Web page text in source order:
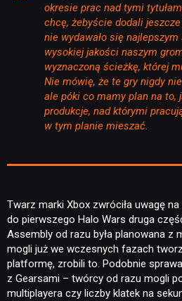
okresie prac nad tymi
chcę, żebyście dodali
nie wydawało się
wysokiej jakości naszym
wyznaczoną ścieżkę, której
Nie mówię, że te gry nigdy
ale póki co mamy plan na to,
produkcje, nad którymi
w tym planie mieszać.
Twarz marki Xbox zwróciła uwagę
do pierwszego Halo Wars druga
Assembly od razu była planowana z
mogli już we wczesnych fazach
platformę, zrobili to. Podobnie
z Gearsami – twórcy od razu mogli
multiplayera czy liczby klatek na